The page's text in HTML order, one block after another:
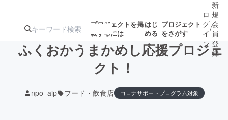
プロジェクトを掲
載するには
はじ
める
プロジェクト
をさがす
ジェクト
ターン
注目の新着プロ
ジェクト
募集終了が近いプ
ロジェクト
もうすぐ公開
されます
ロ
グ
イ
ン
/
新
規
会
員
登
録
ふくおかうまかめし応援プロジェ
クト！
npo_aip フード・飲食店 コロナサポートプログラム対象